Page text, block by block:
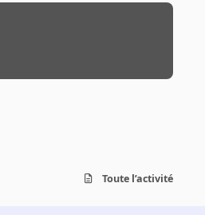
Toute l’activité